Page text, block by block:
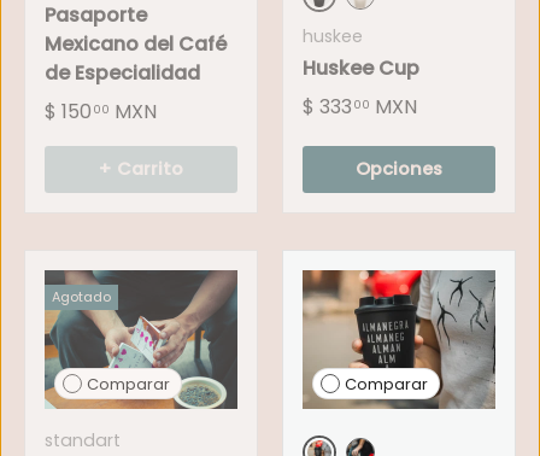
Pasaporte
Mexicano del Café
de Especialidad
$ 150 00 MXN
+ Carrito
Carbón (Negro)
Natural (Beige)
huskee
Huskee Cup
$ 333 00 MXN
Opciones
Agotado
Comparar
standart
Comparar